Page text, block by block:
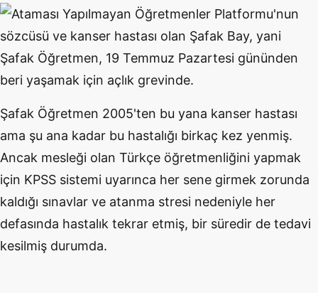
Ataması Yapılmayan Öğretmenler Platformu'nun
sözcüsü ve kanser hastası olan Şafak Bay, yani
Şafak Öğretmen, 19 Temmuz Pazartesi gününden
beri yaşamak için açlık grevinde.
Şafak Öğretmen 2005'ten bu yana kanser hastası
ama şu ana kadar bu hastalığı birkaç kez yenmiş.
Ancak mesleği olan Türkçe öğretmenliğini yapmak
için KPSS sistemi uyarınca her sene girmek zorunda
kaldığı sınavlar ve atanma stresi nedeniyle her
defasında hastalık tekrar etmiş, bir süredir de tedavi
kesilmiş durumda.